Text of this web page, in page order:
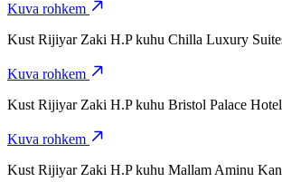
Kuva rohkem
Kust Rijiyar Zaki H.P kuhu Chilla Luxury
Kuva rohkem
Kust Rijiyar Zaki H.P kuhu Bristol Palace Hotel
Kuva rohkem
Kust Rijiyar Zaki H.P kuhu Mallam Aminu